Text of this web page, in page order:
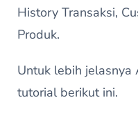
History Transaksi,
Produk.
Untuk lebih
tutorial berikut ini.